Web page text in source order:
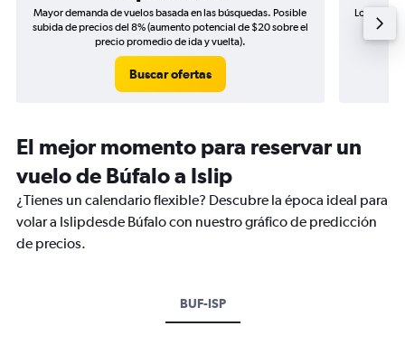
Mayor demanda de vuelos basada en las búsquedas. Posible
subida de precios del 8% (aumento potencial de $20 sobre el
precio promedio de ida y vuelta).
Buscar ofertas
Los
de
El mejor momento para reservar un
vuelo de Búfalo a Islip
¿Tienes un calendario flexible? Descubre la época ideal para
volar a Islipdesde Búfalo con nuestro gráfico de predicción
de precios.
BUF-ISP